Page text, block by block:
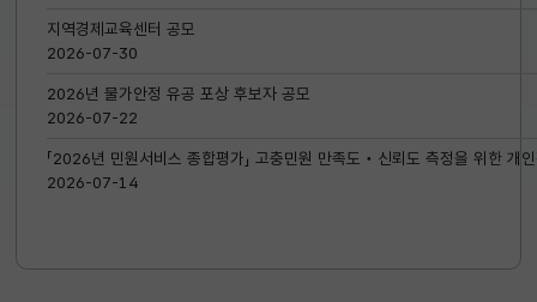
지역경제교육센터 공모
2026-07-30
2026년 물가안정 유공 포상 후보자 공모
2026-07-22
「2026년 민원서비스 종합평가」 고충민원 만족도‧신뢰도 측정을 위한 개
2026-07-14